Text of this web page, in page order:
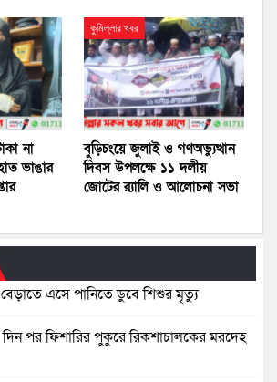
না
ভাঙার
কুমিল্লার খবর
বুড়িচংয়ে জুলাই ও গণঅভ্যুত্থান
দিবস উপলক্ষে ১১ দলীয়
জোটের র‍্যালি ও আলোচনা সভা
বেড়াতে এসে পানিতে ডুবে শিশুর মৃত্যু
পর ফিশারির পুকুরে রিকশাচালকের মরদেহ